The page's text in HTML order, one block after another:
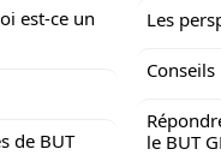
est-ce un
de BUT
Les
le BUT